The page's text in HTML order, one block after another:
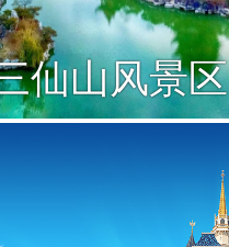
仙山风景区